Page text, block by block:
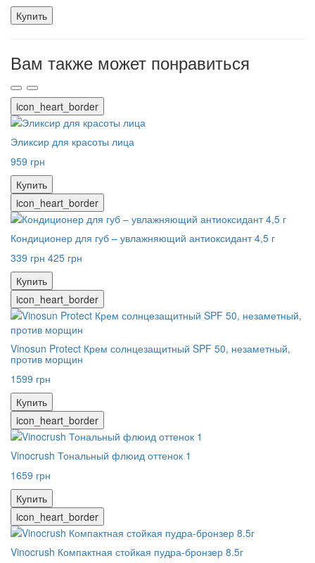
Купить
Вам также может понравиться
icon_heart_border
Эликсир для красоты лица
959 грн
Купить
icon_heart_border
Кондиционер для губ – увлажняющий антиоксидант 4,5 г
339 грн 425 грн
Купить
icon_heart_border
Vinosun Protect Крем солнцезащитный SPF 50, незаметный,
против морщин
1599 грн
Купить
icon_heart_border
Vinocrush Тональный флюид оттенок 1
1659 грн
Купить
icon_heart_border
Vinocrush Компактная стойкая пудра-бронзер 8.5г